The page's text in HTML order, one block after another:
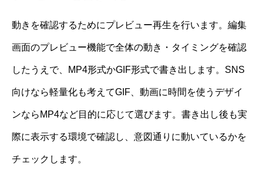
動きを確認するためにプレビュー再生を行います。編集
画面のプレビュー機能で全体の動き・タイミングを確認
したうえで、MP4形式かGIF形式で書き出します。SNS
向けなら軽量化も考えてGIF、動画に時間を使うデザイ
ンならMP4など目的に応じて選びます。書き出し後も実
際に表示する環境で確認し、意図通りに動いているかを
チェックします。